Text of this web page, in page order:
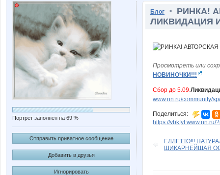
Портрет заполнен на 69 %
Отправить приватное сообщение
Добавить в друзья
Игнорировать
Блог > РИНКА!
ЛИКВИДАЦИЯ
Просмотреть или
НОВИНОЧКИ!!!
Сбор до 5.09.
www.nn.ru/community/
Поделиться:
https://vbkfyf.www.nn.ru/
ЕЛЛЕТТО!!!
ШИКАРНЕЙШАЯ